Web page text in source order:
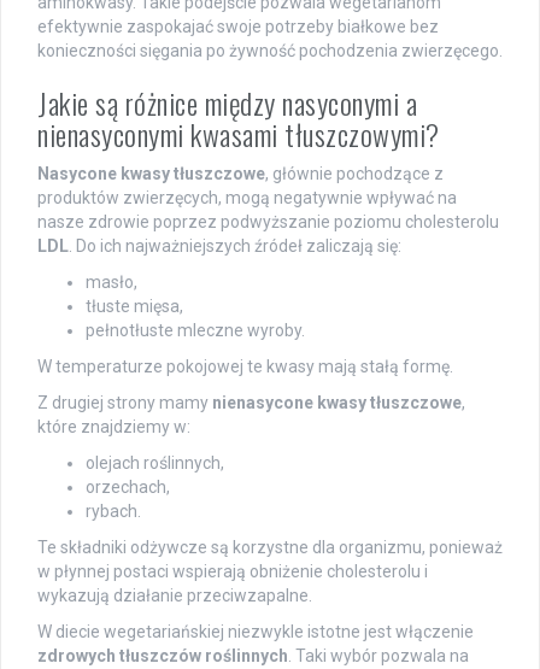
efektywnie zaspokajać swoje potrzeby białkowe bez
konieczności sięgania po żywność pochodzenia zwierzęcego.
Jakie są różnice między nasyconymi a
nienasyconymi kwasami tłuszczowymi?
Nasycone kwasy tłuszczowe, głównie pochodzące z
produktów zwierzęcych, mogą negatywnie wpływać na
nasze zdrowie poprzez podwyższanie poziomu cholesterolu
LDL . Do ich najważniejszych źródeł zaliczają się:
masło,
tłuste mięsa,
pełnotłuste mleczne wyroby.
W temperaturze pokojowej te kwasy mają stałą formę.
Z drugiej strony mamy nienasycone kwasy tłuszczowe,
które znajdziemy w:
olejach roślinnych,
orzechach,
rybach.
Te składniki odżywcze są korzystne dla organizmu, ponieważ
w płynnej postaci wspierają obniżenie cholesterolu i
wykazują działanie przeciwzapalne.
W diecie wegetariańskiej niezwykle istotne jest włączenie
zdrowych tłuszczów roślinnych . Taki wybór pozwala na